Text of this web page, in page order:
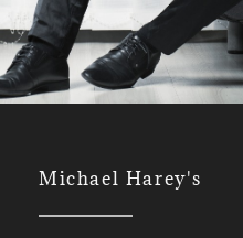
Michael Harey's